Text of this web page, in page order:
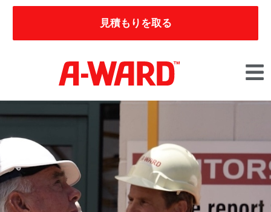
見積もりを取る